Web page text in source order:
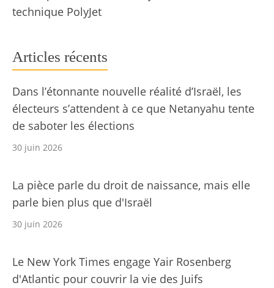
technique PolyJet
Articles récents
Dans l’étonnante nouvelle réalité d’Israël, les
électeurs s’attendent à ce que Netanyahu tente
de saboter les élections
30 juin 2026
La pièce parle du droit de naissance, mais elle
parle bien plus que d'Israël
30 juin 2026
Le New York Times engage Yair Rosenberg
d'Atlantic pour couvrir la vie des Juifs